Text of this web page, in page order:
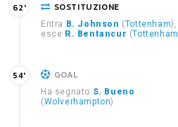
SOSTITUZIONE
Entra B. Johnson (Tottenham),
esce R. Bentancur (Tottenham
62'
GOAL
Ha segnato S. Bueno
(Wolverhampton)
54'